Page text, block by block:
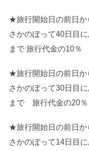
★旅行開始日の前日か
さかのぼって40日目
まで 旅行代金の10％
★旅行開始日の前日か
さかのぼって30日目
まで 旅行代金の20％
★旅行開始日の前日か
さかのぼって14日目